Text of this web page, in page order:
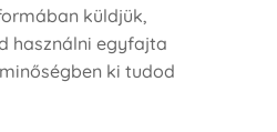
küldjük,
használni egyfajta
ki tudod